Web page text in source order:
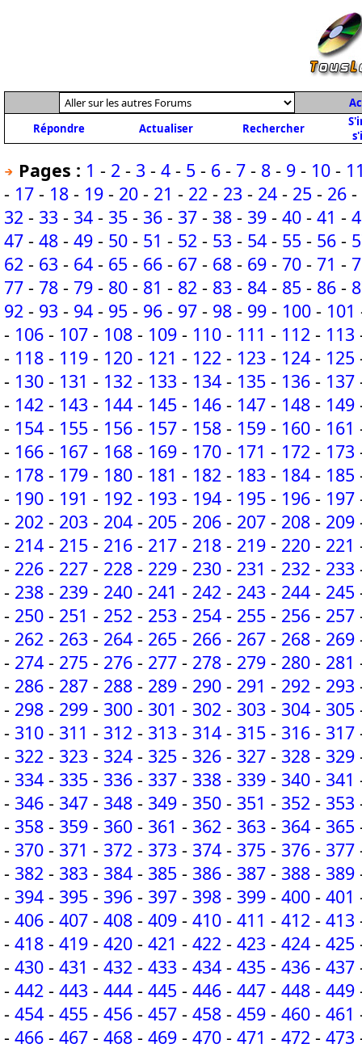
Répondre
Actualiser Rechercher
Pages : 1 - 2 - 3 - 4 - 5 - 6 - 7 - 8 - 9 - 10 -
- 17 - 18 - 19 - 20 - 21 - 22 - 23 - 24 - 25 - 26 -
32 - 33 - 34 - 35 - 36 - 37 - 38 - 39 - 40 - 41 -
47 - 48 - 49 - 50 - 51 - 52 - 53 - 54 - 55 - 56 -
62 - 63 - 64 - 65 - 66 - 67 - 68 - 69 - 70 - 71 -
77 - 78 - 79 - 80 - 81 - 82 - 83 - 84 - 85 - 86 -
92 - 93 - 94 - 95 - 96 - 97 - 98 - 99 - 100 - 101
- 106 - 107 - 108 - 109 - 110 - 111 - 112 - 113
- 118 - 119 - 120 - 121 - 122 - 123 - 124 - 125
- 130 - 131 - 132 - 133 - 134 - 135 - 136 - 137
- 142 - 143 - 144 - 145 - 146 - 147 - 148 - 149
- 154 - 155 - 156 - 157 - 158 - 159 - 160 - 161
- 166 - 167 - 168 - 169 - 170 - 171 - 172 - 173
- 178 - 179 - 180 - 181 - 182 - 183 - 184 - 185
- 190 - 191 - 192 - 193 - 194 - 195 - 196 - 197
- 202 - 203 - 204 - 205 - 206 - 207 - 208 - 209
- 214 - 215 - 216 - 217 - 218 - 219 - 220 - 221
- 226 - 227 - 228 - 229 - 230 - 231 - 232 - 233
- 238 - 239 - 240 - 241 - 242 - 243 - 244 - 245
- 250 - 251 - 252 - 253 - 254 - 255 - 256 - 257
- 262 - 263 - 264 - 265 - 266 - 267 - 268 - 269
- 274 - 275 - 276 - 277 - 278 - 279 - 280 - 281
- 286 - 287 - 288 - 289 - 290 - 291 - 292 - 293
- 298 - 299 - 300 - 301 - 302 - 303 - 304 - 305
- 310 - 311 - 312 - 313 - 314 - 315 - 316 - 317
- 322 - 323 - 324 - 325 - 326 - 327 - 328 - 329
- 334 - 335 - 336 - 337 - 338 - 339 - 340 - 341
- 346 - 347 - 348 - 349 - 350 - 351 - 352 - 353
- 358 - 359 - 360 - 361 - 362 - 363 - 364 - 365
- 370 - 371 - 372 - 373 - 374 - 375 - 376 - 377
- 382 - 383 - 384 - 385 - 386 - 387 - 388 - 389
- 394 - 395 - 396 - 397 - 398 - 399 - 400 - 401
- 406 - 407 - 408 - 409 - 410 - 411 - 412 - 413
- 418 - 419 - 420 - 421 - 422 - 423 - 424 - 425
- 430 - 431 - 432 - 433 - 434 - 435 - 436 - 437
- 442 - 443 - 444 - 445 - 446 - 447 - 448 - 449
- 454 - 455 - 456 - 457 - 458 - 459 - 460 - 461
- 466 - 467 - 468 - 469 - 470 - 471 - 472 - 473